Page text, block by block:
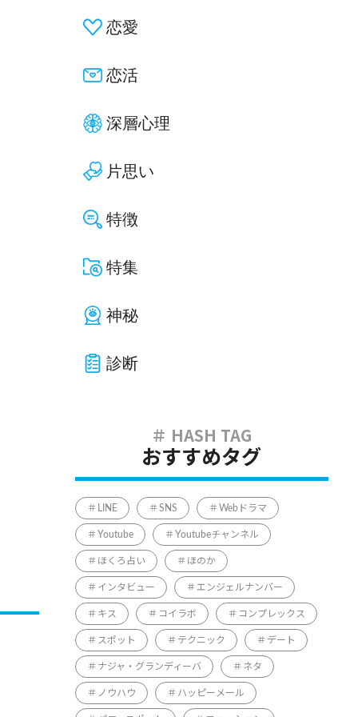
恋愛
恋活
深層心理
片思い
特徴
特集
神秘
診断
おすすめタグ
LINE SNS Webドラマ
Youtube Youtubeチャンネル
ほくろ占い ほのか
インタビュー エンジェルナンバー
キス コイラボ コンプレックス
スポット テクニック デート
ナジャ・グランディーバ ネタ
ノウハウ ハッピーメール